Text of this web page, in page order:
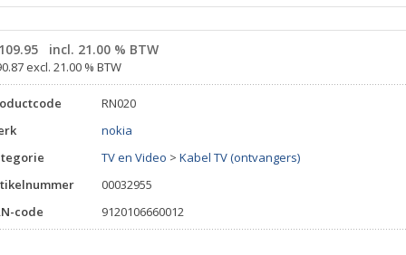
incl. 21.00 % BTW
excl. 21.00 % BTW
RN020
nokia
TV en Video > Kabel TV (ontvangers)
00032955
code
9120106660012